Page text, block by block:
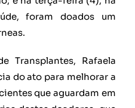
foram doados um
Transplantes, Rafaela
do ato para melhorar a
que aguardam em